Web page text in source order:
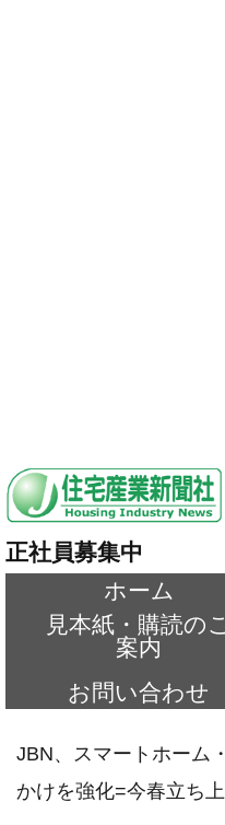
正社員募集中
ホーム
見本紙・購読の
案内
お問い合わせ
JBN、スマートホーム
かけを強化=今春立ち